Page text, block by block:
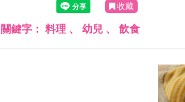
收藏
關鍵字： 料理 、 幼兒 、 飲食